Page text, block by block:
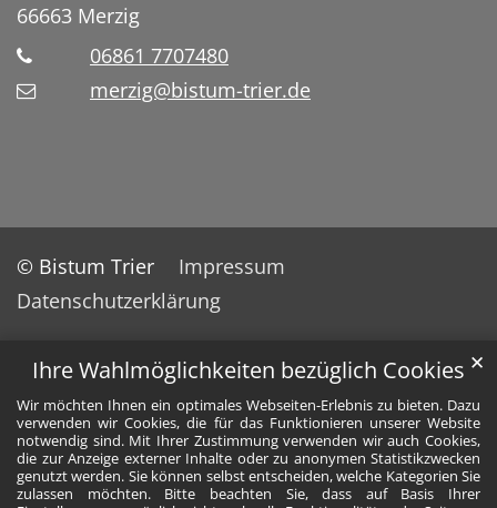
Ihre Wahlmöglichkeiten bezüglich Cookies
Wir möchten Ihnen ein optimales Webseiten-Erlebnis zu bieten. Dazu
verwenden wir Cookies, die für das Funktionieren unserer Website
notwendig sind. Mit Ihrer Zustimmung verwenden wir auch Cookies,
die zur Anzeige externer Inhalte oder zu anonymen Statistikzwecken
genutzt werden. Sie können selbst entscheiden, welche Kategorien Sie
zulassen möchten. Bitte beachten Sie, dass auf Basis Ihrer
✕
66663 Merzig
06861 7707480
merzig@bistum-trier.de
© Bistum Trier
Impressum
Datenschutzerklärung